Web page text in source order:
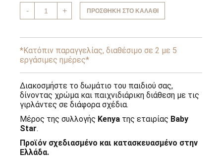
-
Σημαιάκια
Kenya
Star
ποσότητα
+ ΠΡΟΣΘΉΚΗ ΣΤΟ ΚΑΛΆΘΙ
*Κατόπιν παραγγελίας, διαθέσιμο σε 2 με 5
εργάσιμες ημέρες*
Διακοσμήστε το δωμάτιο του παιδιού σας,
δίνοντας χρώμα και παιχνιδιάρικη διάθεση με τις
γιρλάντες σε διάφορα σχέδια.
Μέρος της συλλογής Kenya της εταιρίας Baby
Star.
Προϊόν σχεδιασμένο και κατασκευασμένο στην
Ελλάδα.